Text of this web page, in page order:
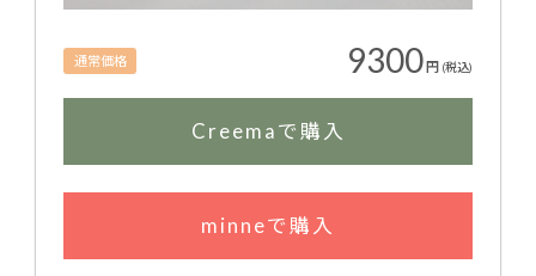
通常価格 9300円 (税込)
Creemaで購入
minneで購入